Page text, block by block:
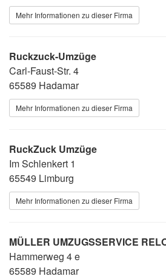
Mehr Informationen zu dieser Firma
Ruckzuck-Umzüge
Carl-Faust-Str. 4
65589 Hadamar
Mehr Informationen zu dieser Firma
RuckZuck Umzüge
Im Schlenkert 1
65549 Limburg
Mehr Informationen zu dieser Firma
MÜLLER UMZUGSSERVICE
Hammerweg 4 e
65589 Hadamar